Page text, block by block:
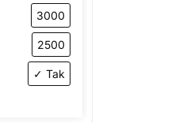
3000
2500
✓ Tak